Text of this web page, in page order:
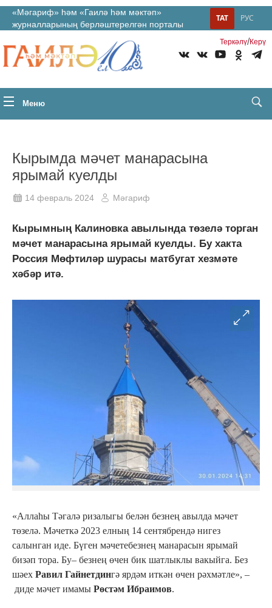
«Мәгариф» һәм «Гаилә һәм мәктәп»
журналларының берләштерелгән порталы
РУС
ТАТ
Теркəлү/Керү
Меню
Кырымда мәчет манарасына
ярымай куелды
14 февраль 2024 Мәгариф
Кырымның Калиновка авылында төзелә торган
мәчет манарасына ярымай куелды. Бу хакта
Россия Мөфтиләр шурасы матбугат хезмәте
хәбәр итә.
«Аллаһы Тәгалә ризалыгы белән безнең авылда мәчет
төзелә. Мәчеткә 2023 елның 14 сентябрендә нигез
салынган иде. Бүген мәчетебезнең манарасын ярымай
бизәп тора. Бу– безнең өчен бик шатлыклы вакыйга. Без
шәех Равил Гайнетдингә ярдәм иткән өчен рәхмәтле», –
диде мәчет имамы Рөстәм Ибраимов.